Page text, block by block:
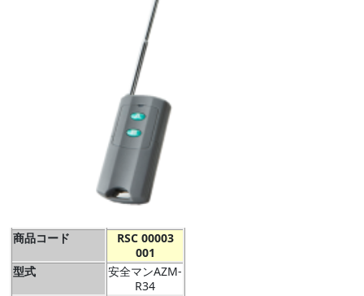
商品コード
RSC 00003
001
型式
安全マンAZM-
R34